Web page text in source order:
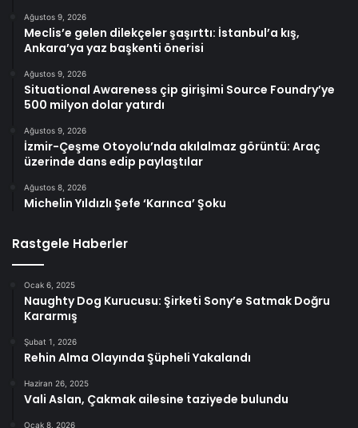
Ağustos 9, 2026
Meclis’e gelen dilekçeler şaşırttı: İstanbul’a kış,
Ankara’ya yaz başkenti önerisi
Ağustos 9, 2026
Situational Awareness çip girişimi Source Foundry’ye
500 milyon dolar yatırdı
Ağustos 9, 2026
İzmir-Çeşme Otoyolu’nda akılalmaz görüntü: Araç
üzerinde dans edip paylaştılar
Ağustos 8, 2026
Michelin Yıldızlı Şefe ‘Karınca’ Şoku
Rastgele Haberler
Ocak 6, 2025
Naughty Dog Kurucusu: Şirketi Sony’e Satmak Doğru
Kararmış
Şubat 1, 2026
Rehin Alma Olayında Şüpheli Yakalandı
Haziran 26, 2025
Vali Aslan, Çakmak ailesine taziyede bulundu
Ocak 8, 2026